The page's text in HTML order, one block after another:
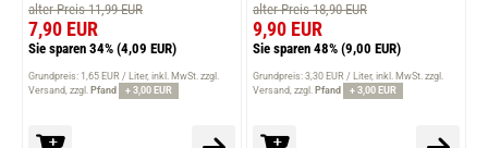
alter Preis 11,99 EUR
7,90 EUR
Sie sparen 34% (4,09 EUR)
Grundpreis: 1,65 EUR / Liter inkl. MwSt. zzgl.
Versand zzgl. Pfand + 3,00 EUR
alter Preis 18,90 EUR
9,90 EUR
Sie sparen 48% (9,00 EUR)
Grundpreis: 3,30 EUR / Liter inkl. MwSt. zzgl.
Versand zzgl. Pfand + 3,00 EUR